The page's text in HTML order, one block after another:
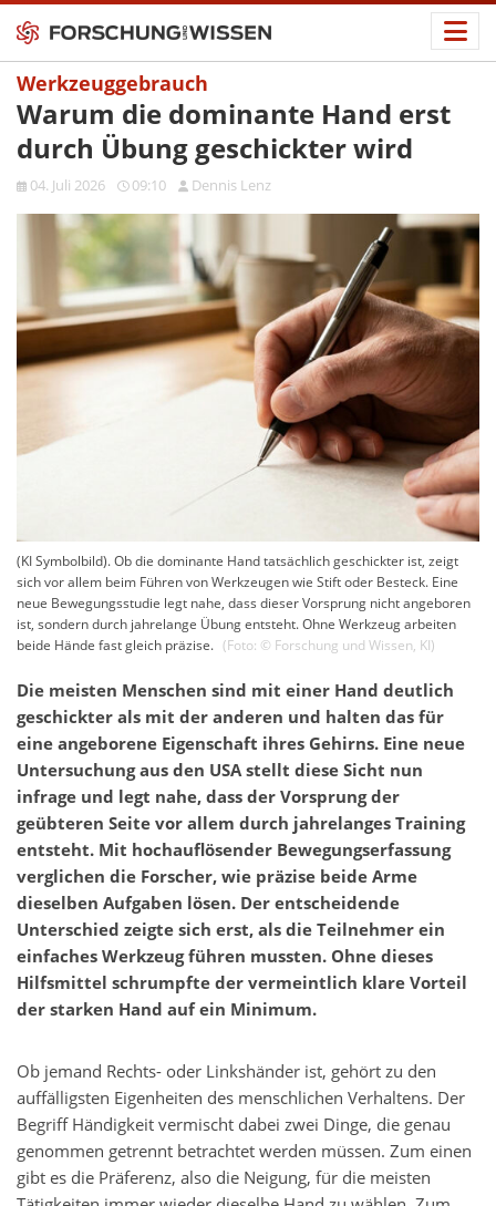
Werkzeuggebrauch
Warum die dominante Hand erst
durch Übung geschickter wird
04. Juli 2026 09:10 Dennis Lenz
(KI Symbolbild). Ob die dominante Hand tatsächlich geschickter ist, zeigt
sich vor allem beim Führen von Werkzeugen wie Stift oder Besteck. Eine
neue Bewegungsstudie legt nahe, dass dieser Vorsprung nicht angeboren
ist, sondern durch jahrelange Übung entsteht. Ohne Werkzeug arbeiten
beide Hände fast gleich präzise. (Foto: © Forschung und Wissen, KI)
Die meisten Menschen sind mit einer Hand deutlich
geschickter als mit der anderen und halten das für
eine angeborene Eigenschaft ihres Gehirns. Eine neue
Untersuchung aus den USA stellt diese Sicht nun
infrage und legt nahe, dass der Vorsprung der
geübteren Seite vor allem durch jahrelanges Training
entsteht. Mit hochauflösender Bewegungserfassung
verglichen die Forscher, wie präzise beide Arme
dieselben Aufgaben lösen. Der entscheidende
Unterschied zeigte sich erst, als die Teilnehmer ein
einfaches Werkzeug führen mussten. Ohne dieses
Hilfsmittel schrumpfte der vermeintlich klare Vorteil
der starken Hand auf ein Minimum.
Ob jemand Rechts- oder Linkshänder ist, gehört zu den
auffälligsten Eigenheiten des menschlichen Verhaltens. Der
Begriff Händigkeit vermischt dabei zwei Dinge, die genau
genommen getrennt betrachtet werden müssen. Zum einen
gibt es die Präferenz, also die Neigung, für die meisten